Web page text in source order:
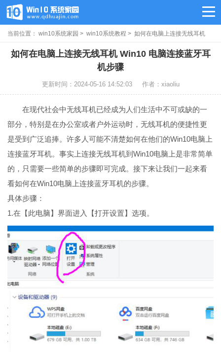
当前位置： win10系统家园 > win10系统教程 > 如何在电脑上连接无线耳机
如何在电脑上连接无线耳机 Win10 电脑连接蓝牙耳
机步骤
更新时间：2024-05-16 14:52:03 作者：xiaoliu
在现代社会中无线耳机已经成为人们生活中不可或缺的一
部分，特别是在办公室或者户外运动时，无线耳机的便捷性更
是受到广泛追捧。许多人可能不清楚如何在他们的Win10电脑上
连接蓝牙耳机。事实上连接无线耳机到Win10电脑上是非常简单
的，只需要一些简单的步骤即可完成。接下来让我们一起来看
看如何在Win10电脑上连接蓝牙耳机的步骤。
具体步骤：
1.在【此电脑】界面进入【打开设置】选项。